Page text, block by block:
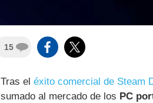
15
Tras el éxito comercial de Steam
sumado al mercado de los PC